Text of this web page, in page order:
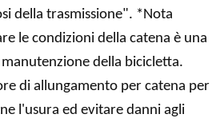
della trasmissione". *Nota
le condizioni della catena è una
della bicicletta.
di allungamento per catena per
l'usura ed evitare danni agli